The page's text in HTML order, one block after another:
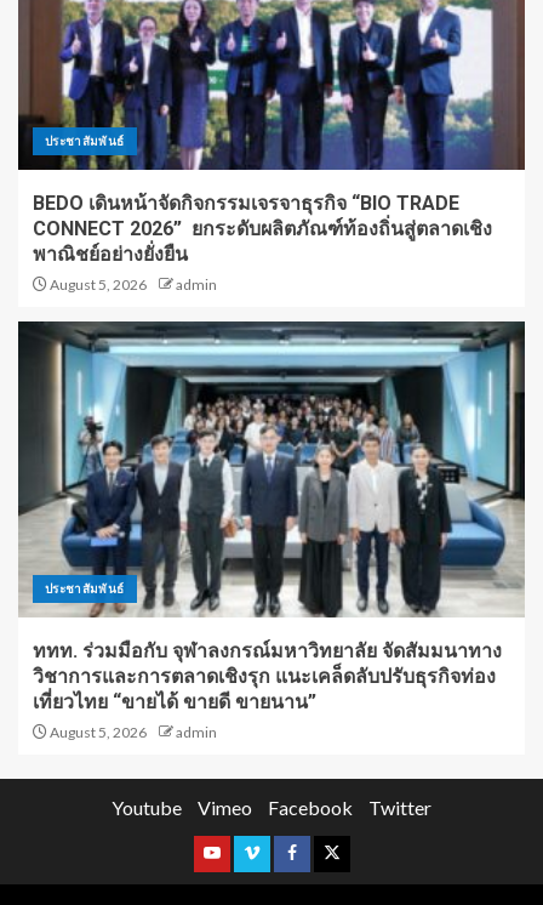
ประชาสัมพันธ์
BEDO เดินหน้าจัดกิจกรรมเจรจาธุรกิจ “BIO TRADE
CONNECT 2026” ยกระดับผลิตภัณฑ์ท้องถิ่นสู่ตลาดเชิง
พาณิชย์อย่างยั่งยืน
August 5, 2026 admin
ประชาสัมพันธ์
ททท. ร่วมมือกับ จุฬาลงกรณ์มหาวิทยาลัย จัดสัมมนาทาง
วิชาการและการตลาดเชิงรุก แนะเคล็ดลับปรับธุรกิจท่อง
เที่ยวไทย “ขายได้ ขายดี ขายนาน”
August 5, 2026 admin
Youtube Vimeo Facebook Twitter